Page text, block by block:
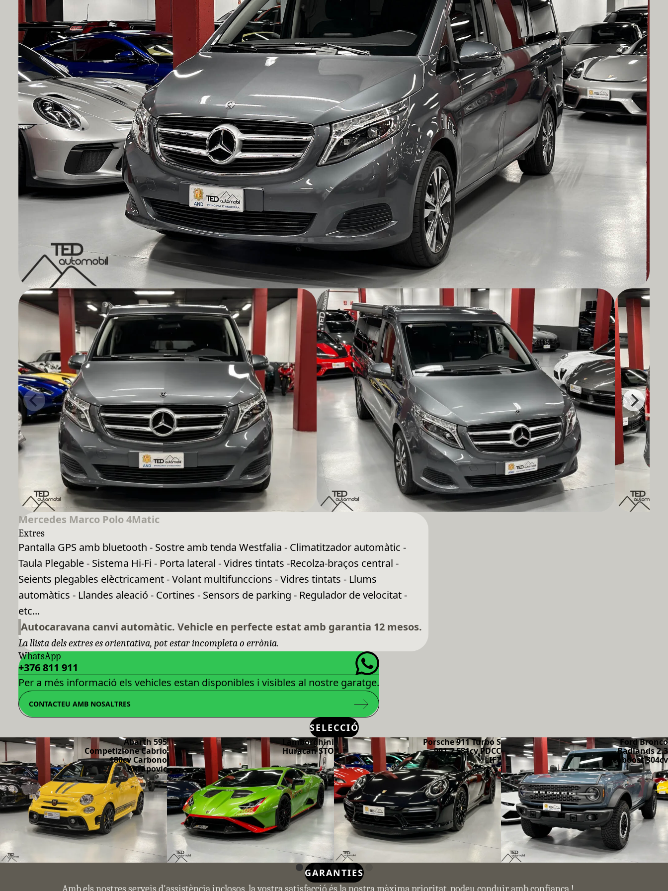
Mercedes Marco Polo 4Matic
Extres
Pantalla GPS amb bluetooth - Sostre amb tenda Westfalia - Climatitzador automàtic -
Taula Plegable - Sistema Hi-Fi - Porta lateral - Vidres tintats -Recolza-braços central -
Seients plegables elèctricament - Volant multifunccions - Vidres tintats - Llums
automàtics - Llandes aleació - Cortines - Sensors de parking - Regulador de velocitat -
etc...
Autocaravana canvi automàtic. Vehicle en perfecte estat amb garantia 12 mesos.
La llista dels extres es orientativa, pot estar incompleta o errònia.
WhatsApp
+376 811 911
Per a més informació els vehicles estan disponibles i visibles al nostre garatge.
CONTACTEU AMB NOSALTRES
SELECCIÓ
Abarth 595
Competizione Cabrio
180cv Carbono
Akrapovic
Lamborghini
Huracan STO
Porsche 911 Turbo S
991.2 581cv PDCC
LIFT
Ford Bronco
Badlands 2.3
Ecoboost 304cv
GARANTIES